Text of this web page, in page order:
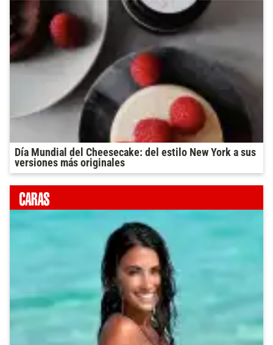
Día Mundial del Cheesecake: del estilo New York a sus
versiones más originales